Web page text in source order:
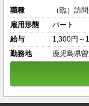
職種
（臨）訪
雇用形態
パート
給与
1,300円～
勤務地
鹿児島県